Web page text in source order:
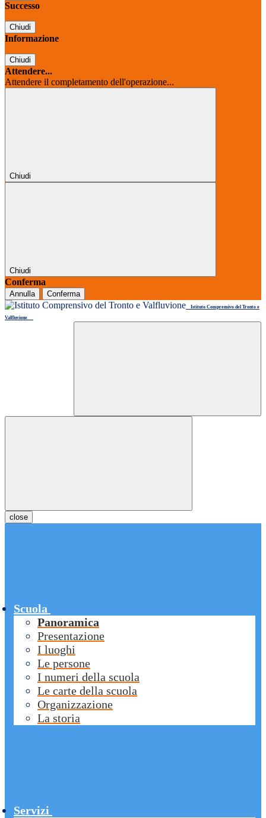
Successo
Chiudi
Informazione
Chiudi
Attendere...
Attendere il completamento dell'operazione...
Chiudi
Chiudi
Conferma
Annulla Conferma
Istituto Comprensivo del Tronto e
Valfluvione
close
Scuola
Panoramica
Presentazione
I luoghi
Le persone
I numeri della scuola
Le carte della scuola
Organizzazione
La storia
Servizi